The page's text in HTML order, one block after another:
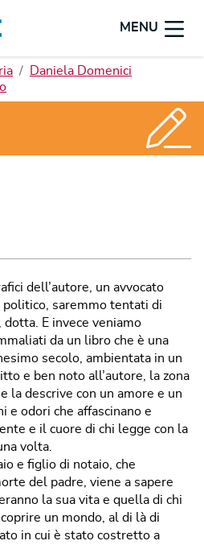
MENU
Daniela Domenici
dell’autore, un avvocato
saremmo tentati di
dotta. E invece veniamo
da un libro che è una
secolo, ambientata in un
e ben noto all’autore, la zona
la descrive con un amore e un
e odori che affascinano e
e il cuore di chi legge con la
volta.
e figlio di notaio, che
del padre, viene a sapere
la sua vita e quella di chi
un mondo, al di là di
in cui è stato costretto a